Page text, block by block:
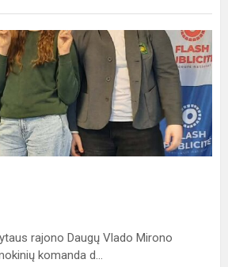
rajono Daugų Vlado Mirono
komanda d...